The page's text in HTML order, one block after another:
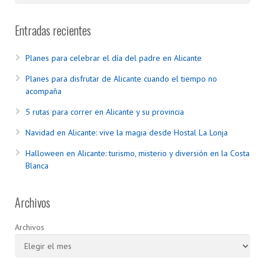
Entradas recientes
Planes para celebrar el día del padre en Alicante
Planes para disfrutar de Alicante cuando el tiempo no
acompaña
5 rutas para correr en Alicante y su provincia
Navidad en Alicante: vive la magia desde Hostal La Lonja
Halloween en Alicante: turismo, misterio y diversión en la Costa
Blanca
Archivos
Archivos